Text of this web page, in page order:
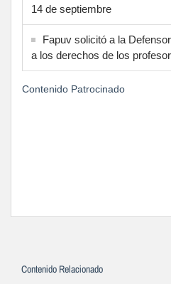
14 de septiembre
Fapuv solicitó a la
a los derechos de los
Contenido Patrocinado
Contenido Relacionado